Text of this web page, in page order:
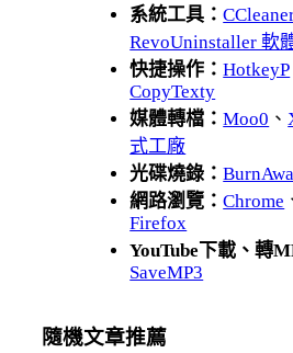
系統工具：
RevoUninstaller 軟
快捷操作：HotkeyP
CopyTexty
媒體轉檔：Moo0 、
式工廠
光碟燒錄：
網路瀏覽：Chrome
Firefox
YouTube下載、轉
SaveMP3
隨機文章推薦